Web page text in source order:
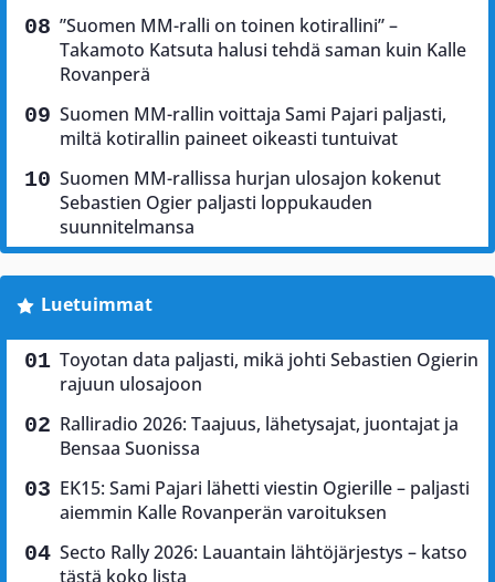
”Suomen MM-ralli on toinen kotirallini” –
Takamoto Katsuta halusi tehdä saman kuin Kalle
Rovanperä
Suomen MM-rallin voittaja Sami Pajari paljasti,
miltä kotirallin paineet oikeasti tuntuivat
Suomen MM-rallissa hurjan ulosajon kokenut
Sebastien Ogier paljasti loppukauden
suunnitelmansa
Luetuimmat
Toyotan data paljasti, mikä johti Sebastien Ogierin
rajuun ulosajoon
Ralliradio 2026: Taajuus, lähetysajat, juontajat ja
Bensaa Suonissa
EK15: Sami Pajari lähetti viestin Ogierille – paljasti
aiemmin Kalle Rovanperän varoituksen
Secto Rally 2026: Lauantain lähtöjärjestys – katso
tästä koko lista